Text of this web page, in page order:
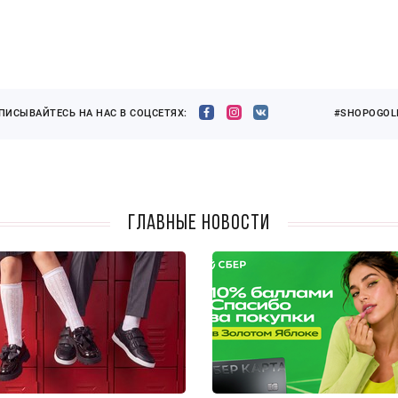
НА НАС В СОЦСЕТЯХ:
Главные новости